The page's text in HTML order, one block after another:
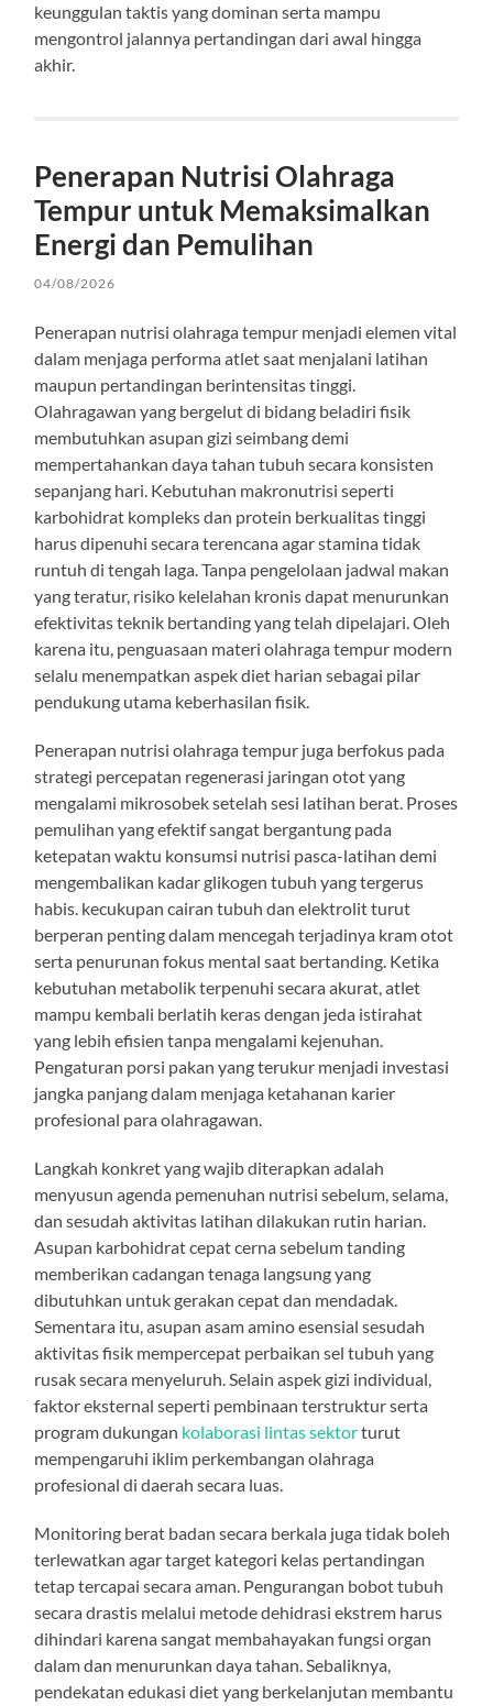
keunggulan taktis yang dominan serta mampu
mengontrol jalannya pertandingan dari awal hingga
akhir.
Penerapan Nutrisi Olahraga
Tempur untuk Memaksimalkan
Energi dan Pemulihan
04/08/2026
Penerapan nutrisi olahraga tempur menjadi elemen vital
dalam menjaga performa atlet saat menjalani latihan
maupun pertandingan berintensitas tinggi.
Olahragawan yang bergelut di bidang beladiri fisik
membutuhkan asupan gizi seimbang demi
mempertahankan daya tahan tubuh secara konsisten
sepanjang hari. Kebutuhan makronutrisi seperti
karbohidrat kompleks dan protein berkualitas tinggi
harus dipenuhi secara terencana agar stamina tidak
runtuh di tengah laga. Tanpa pengelolaan jadwal makan
yang teratur, risiko kelelahan kronis dapat menurunkan
efektivitas teknik bertanding yang telah dipelajari. Oleh
karena itu, penguasaan materi olahraga tempur modern
selalu menempatkan aspek diet harian sebagai pilar
pendukung utama keberhasilan fisik.
Penerapan nutrisi olahraga tempur juga berfokus pada
strategi percepatan regenerasi jaringan otot yang
mengalami mikrosobek setelah sesi latihan berat. Proses
pemulihan yang efektif sangat bergantung pada
ketepatan waktu konsumsi nutrisi pasca-latihan demi
mengembalikan kadar glikogen tubuh yang tergerus
habis. kecukupan cairan tubuh dan elektrolit turut
berperan penting dalam mencegah terjadinya kram otot
serta penurunan fokus mental saat bertanding. Ketika
kebutuhan metabolik terpenuhi secara akurat, atlet
mampu kembali berlatih keras dengan jeda istirahat
yang lebih efisien tanpa mengalami kejenuhan.
Pengaturan porsi pakan yang terukur menjadi investasi
jangka panjang dalam menjaga ketahanan karier
profesional para olahragawan.
Langkah konkret yang wajib diterapkan adalah
menyusun agenda pemenuhan nutrisi sebelum, selama,
dan sesudah aktivitas latihan dilakukan rutin harian.
Asupan karbohidrat cepat cerna sebelum tanding
memberikan cadangan tenaga langsung yang
dibutuhkan untuk gerakan cepat dan mendadak.
Sementara itu, asupan asam amino esensial sesudah
aktivitas fisik mempercepat perbaikan sel tubuh yang
rusak secara menyeluruh. Selain aspek gizi individual,
faktor eksternal seperti pembinaan terstruktur serta
program dukungan kolaborasi lintas sektorturut
mempengaruhi iklim perkembangan olahraga
profesional di daerah secara luas.
Monitoring berat badan secara berkala juga tidak boleh
terlewatkan agar target kategori kelas pertandingan
tetap tercapai secara aman. Pengurangan bobot tubuh
secara drastis melalui metode dehidrasi ekstrem harus
dihindari karena sangat membahayakan fungsi organ
dalam dan menurunkan daya tahan. Sebaliknya,
pendekatan edukasi diet yang berkelanjutan membantu